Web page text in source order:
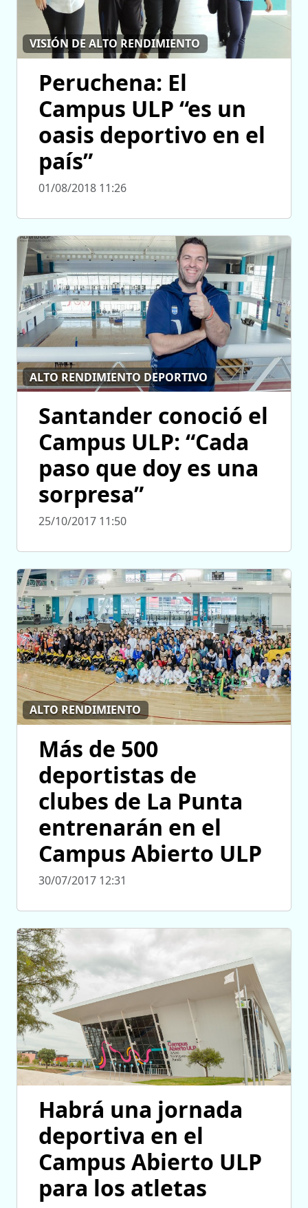
VISIÓN DE ALTO RENDIMIENTO
Peruchena: El
Campus ULP “es un
oasis deportivo en el
país”
01/08/2018 11:26
ALTO RENDIMIENTO DEPORTIVO
Santander conoció el
Campus ULP: “Cada
paso que doy es una
sorpresa”
25/10/2017 11:50
ALTO RENDIMIENTO
Más de 500
deportistas de
clubes de La Punta
entrenarán en el
Campus Abierto ULP
30/07/2017 12:31
Habrá una jornada
deportiva en el
Campus Abierto ULP
para los atletas